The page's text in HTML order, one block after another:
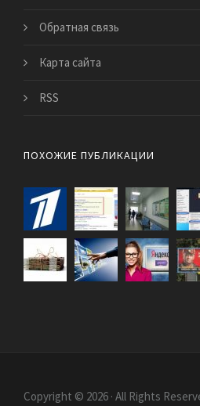
Обратная связь
Карта сайта
RSS
ПОХОЖИЕ ПУБЛИКАЦИИ
Copyright © 2026 · All Rights